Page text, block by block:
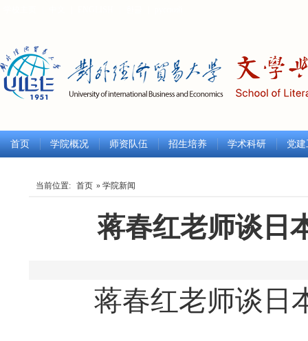
首页 学院概况 师资队伍 招生培养 学术科研 党
当前位置: 首页 » 学院新闻
蒋春红老师谈日
蒋春红老师谈日